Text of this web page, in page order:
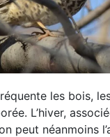
les bois,
L’hiver,
peut néanmoins